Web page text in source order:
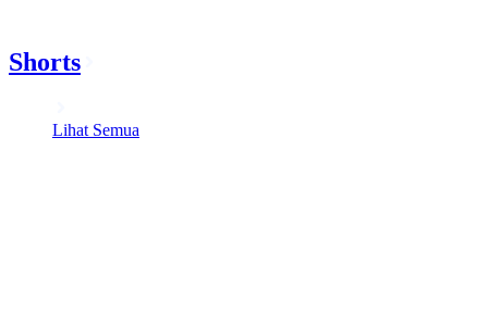
Shorts
Lihat Semua